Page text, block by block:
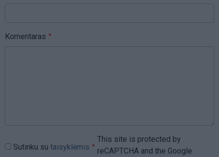
Komentaras
Sutinku su taisyklėmis
This site is protected by
reCAPTCHA and the Google